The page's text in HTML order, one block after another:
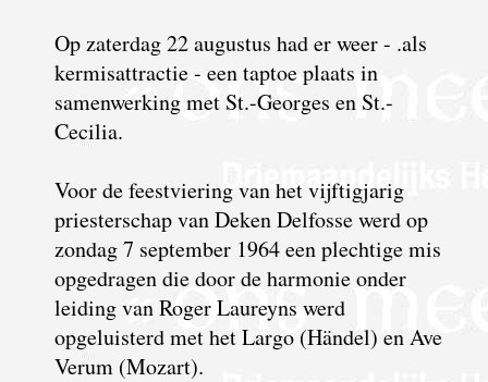
Op zaterdag 22 augustus had er weer - .als
kermisattractie - een taptoe plaats in
samenwerking met St.-Georges en St.-
Cecilia.
Voor de feestviering van het vijftigjarig
priesterschap van Deken Delfosse werd op
zondag 7 september 1964 een plechtige mis
opgedragen die door de harmonie onder
leiding van Roger Laureyns werd
opgeluisterd met het Largo (Händel) en Ave
Verum (Mozart).